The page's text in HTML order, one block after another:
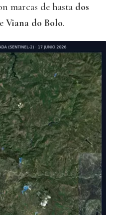
marcas de hasta dos
Viana do Bolo.